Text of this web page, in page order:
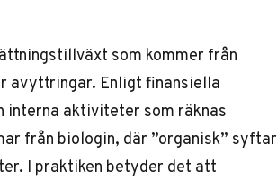
som kommer från
avyttringar. Enligt finansiella
interna aktiviteter som räknas
från biologin, där ”organisk” syftar
I praktiken betyder det att